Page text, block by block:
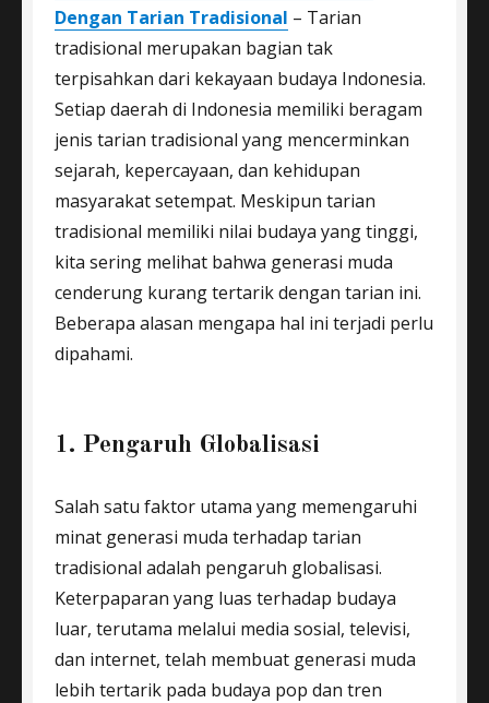
Dengan Tarian Tradisional – Tarian
tradisional merupakan bagian tak
terpisahkan dari kekayaan budaya Indonesia.
Setiap daerah di Indonesia memiliki beragam
jenis tarian tradisional yang mencerminkan
sejarah, kepercayaan, dan kehidupan
masyarakat setempat. Meskipun tarian
tradisional memiliki nilai budaya yang tinggi,
kita sering melihat bahwa generasi muda
cenderung kurang tertarik dengan tarian ini.
Beberapa alasan mengapa hal ini terjadi perlu
dipahami.
1. Pengaruh Globalisasi
Salah satu faktor utama yang memengaruhi
minat generasi muda terhadap tarian
tradisional adalah pengaruh globalisasi.
Keterpaparan yang luas terhadap budaya
luar, terutama melalui media sosial, televisi,
dan internet, telah membuat generasi muda
lebih tertarik pada budaya pop dan tren